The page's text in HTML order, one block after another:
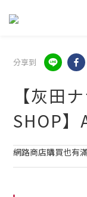
分享到
【灰田
SHOP】
網路商店購買也有